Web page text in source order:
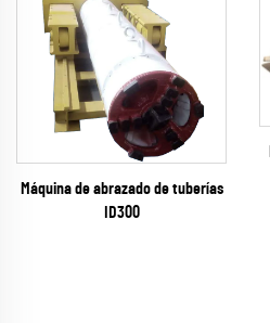
Máquina de abrazado de tuberías
ID300